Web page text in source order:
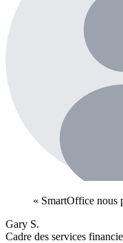
« SmartOffice nous
Gary S.
Cadre des services